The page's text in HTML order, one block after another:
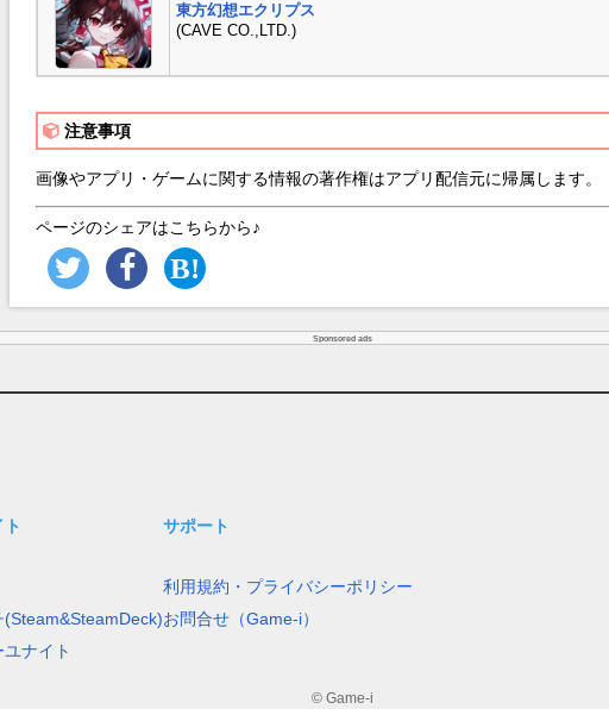
東方幻想エクリプス
(CAVE CO.,LTD.)
注意事項
画像やアプリ・ゲームに関する情報の著作権はアプリ配信元に帰属します。
ページのシェアはこちらから♪
Sponsored ads
ト
(Steam&SteamDeck)
ナイト
サポート
利用規約・プライバシーポリシー
お問合せ（Game-i）
© Game-i